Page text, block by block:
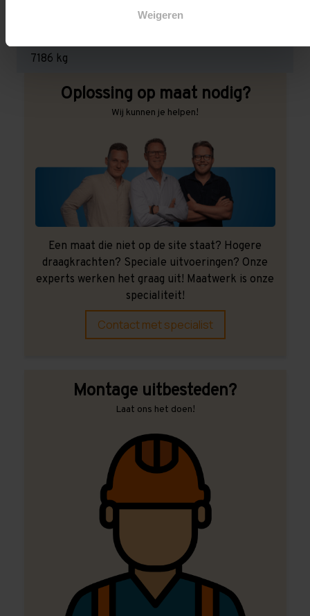
Weigeren
3.000 kg (1.000 kg per pallet)
7186 kg
Oplossing op maat nodig?
Wij kunnen je helpen!
Een maat die niet op de site staat? Hogere
draagkrachten? Speciale uitvoeringen? Onze
experts werken het graag uit! Maatwerk is onze
specialiteit!
Contact met specialist
Montage uitbesteden?
Laat ons het doen!